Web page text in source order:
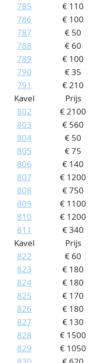
785
€ 110
786
€ 100
787
€ 50
788
€ 60
789
€ 100
790
€ 35
791
€ 210
Kavel
Prijs
802
€ 2100
803
€ 560
804
€ 50
805
€ 75
806
€ 140
807
€ 1200
808
€ 750
809
€ 1100
810
€ 1200
811
€ 340
Kavel
Prijs
822
€ 60
823
€ 180
824
€ 180
825
€ 170
826
€ 180
827
€ 130
828
€ 1500
829
€ 1050